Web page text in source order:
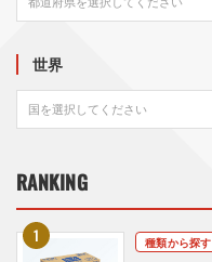
世界
RANKING
種類から探す